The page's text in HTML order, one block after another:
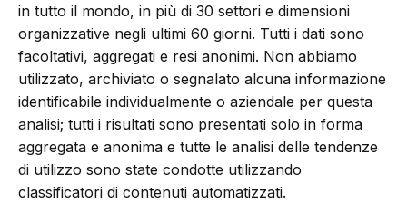
in tutto il mondo, in più di 30 settori e dimensioni
organizzative negli ultimi 60 giorni. Tutti i dati sono
facoltativi, aggregati e resi anonimi. Non abbiamo
utilizzato, archiviato o segnalato alcuna informazione
identificabile individualmente o aziendale per questa
analisi; tutti i risultati sono presentati solo in forma
aggregata e anonima e tutte le analisi delle tendenze
di utilizzo sono state condotte utilizzando
classificatori di contenuti automatizzati.